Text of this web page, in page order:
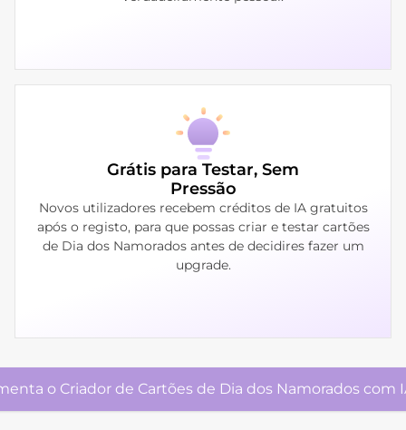
Grátis para Testar, Sem
Pressão
Novos utilizadores recebem créditos de IA gratuitos
após o registo, para que possas criar e testar cartões
de Dia dos Namorados antes de decidires fazer um
upgrade.
o Criador de Cartões de Dia dos Namorados com